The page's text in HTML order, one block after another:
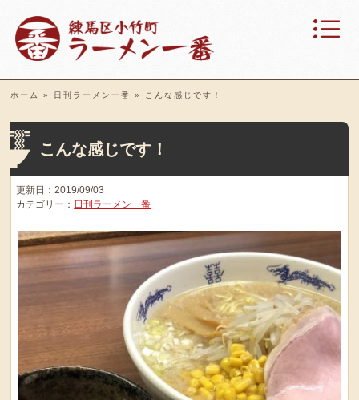
ホーム » 日刊ラーメン一番 » こんな感じです！
こんな感じです！
更新日：2019/09/03
カテゴリー： 日刊ラーメン一番